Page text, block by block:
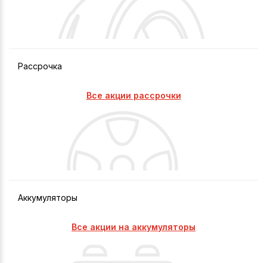
Рассрочка
Все акции рассрочки
Аккумуляторы
Все акции на аккумуляторы